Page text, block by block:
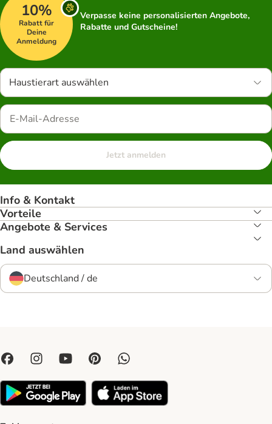
10%
Rabatt für
Deine
Anmeldung
Verpasse keine personalisierten Angebote,
Rabatte und Gutscheine!
Haustierart auswählen
Jetzt anmelden
Info & Kontakt
Vorteile
Angebote & Services
Land auswählen
Deutschland / de